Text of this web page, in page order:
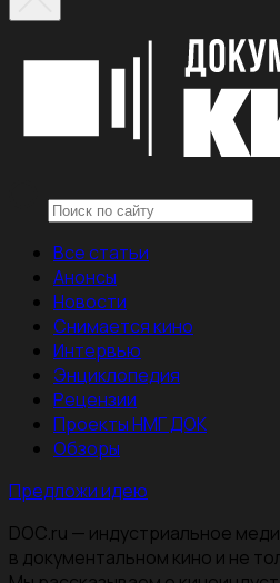
Все статьи
Анонсы
Новости
Снимается кино
Интервью
Энциклопедия
Рецензии
Проекты НМГ ДОК
Обзоры
Предложи идею
DOC.ru — индустриальное
в документальном кино и не